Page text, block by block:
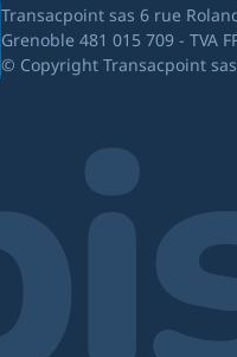
Transacpoint sas 6 rue
Grenoble 481 015 709 - TVA
© Copyright Transacpoint